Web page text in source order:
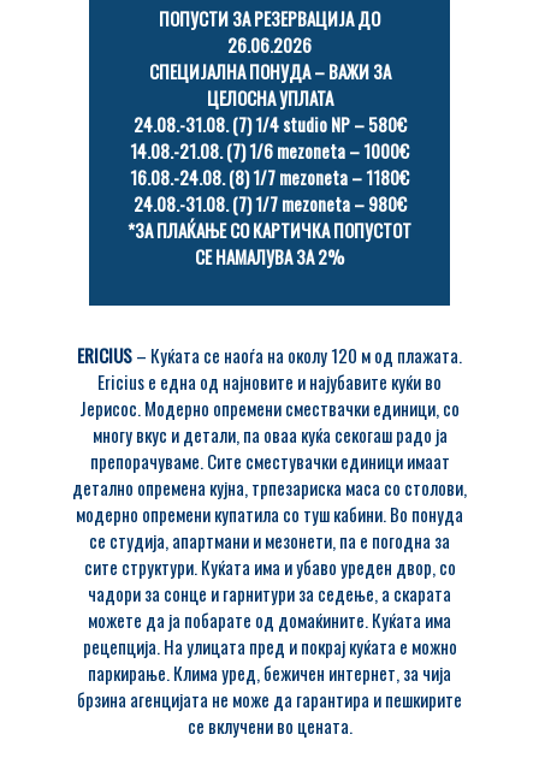
ПОПУСТИ ЗА РЕЗЕРВАЦИЈА ДО
26.06.2026
СПЕЦИЈАЛНА ПОНУДА – ВАЖИ ЗА
ЦЕЛОСНА УПЛАТА
24.08.-31.08. (7) 1/4 studio NP – 580€
14.08.-21.08. (7) 1/6 mezoneta – 1000€
16.08.-24.08. (8) 1/7 mezoneta – 1180€
24.08.-31.08. (7) 1/7 mezoneta – 980€
*ЗА ПЛАЌАЊЕ СО КАРТИЧКА ПОПУСТОТ
СЕ НАМАЛУВА ЗА 2%
ERICIUS– Куќата се наоѓа на околу 120 м од плажата.
Ericius е една од најновите и најубавите куќи во
Јерисос. Модерно опремени смествачки единици, со
многу вкус и детали, па оваа куќа секогаш радо ја
препорачуваме. Сите сместувачки единици имаат
детално опремена кујна, трпезариска маса со столови,
модерно опремени купатила со туш кабини. Во понуда
се студија, апартмани и мезонети, па е погодна за
сите структури. Куќата има и убаво уреден двор, со
чадори за сонце и гарнитури за седење, а скарата
можете да ја побарате од домаќините. Куќата има
рецепција. На улицата пред и покрај куќата е можно
паркирање. Клима уред, бежичен интернет, за чија
брзина агенцијата не може да гарантира и пешкирите
се вклучени во цената.